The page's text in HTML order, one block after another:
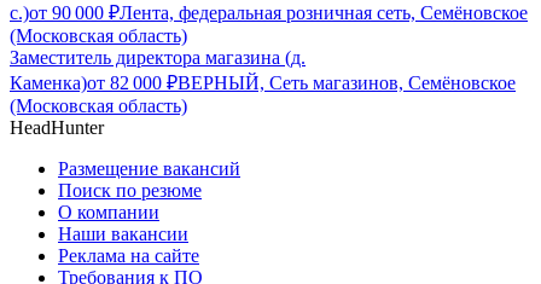
с.)от 90 000 ₽Лента, федеральная розничная сеть, Семёновское
(Московская область)
Заместитель директора магазина (д.
Каменка)от 82 000 ₽ВЕРНЫЙ, Сеть магазинов, Семёновское
(Московская область)
HeadHunter
Размещение вакансий
Поиск по резюме
О компании
Наши вакансии
Реклама на сайте
Требования к ПО